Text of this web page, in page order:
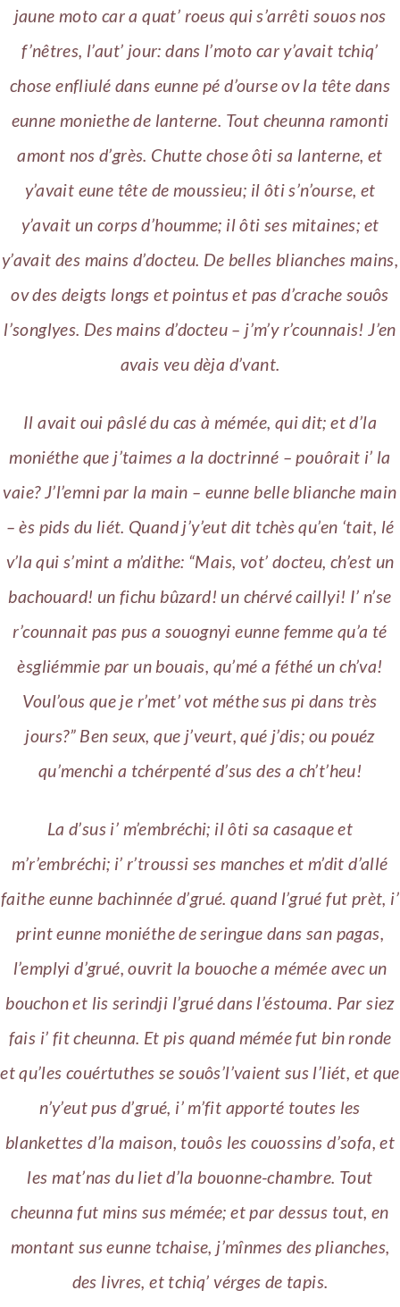
jaune moto car a quat’ roeus qui s’arrêti souos nos
f’nêtres, l’aut’ jour: dans l’moto car y’avait tchiq’
chose enfliulé dans eunne pé d’ourse ov la tête dans
eunne moniethe de lanterne. Tout cheunna ramonti
amont nos d’grès. Chutte chose ôti sa lanterne, et
y’avait eune tête de moussieu; il ôti s’n’ourse, et
y’avait un corps d’houmme; il ôti ses mitaines; et
y’avait des mains d’docteu. De belles blianches mains,
ov des deigts longs et pointus et pas d’crache souôs
l’songlyes. Des mains d’docteu – j’m’y r’counnais! J’en
avais veu dèja d’vant.
Il avait oui pâslé du cas à mémée, qui dit; et d’la
moniéthe que j’taimes a la doctrinné – pouôrait i’ la
vaie? J’l’emni par la main – eunne belle blianche main
– ès pids du liét. Quand j’y’eut dit tchès qu’en ‘tait, lé
v’la qui s’mint a m’dithe: “Mais, vot’ docteu, ch’est un
bachouard! un fichu bûzard! un chérvé caillyi! I’ n’se
r’counnait pas pus a souognyi eunne femme qu’a té
èsgliémmie par un bouais, qu’mé a féthé un ch’va!
Voul’ous que je r’met’ vot méthe sus pi dans très
jours?” Ben seux, que j’veurt, qué j’dis; ou pouéz
qu’menchi a tchérpenté d’sus des a ch’t’heu!
La d’sus i’ m’embréchi; il ôti sa casaque et
m’r’embréchi; i’ r’troussi ses manches et m’dit d’allé
faithe eunne bachinnée d’grué. quand l’grué fut prèt, i’
print eunne moniéthe de seringue dans san pagas,
l’emplyi d’grué, ouvrit la bouoche a mémée avec un
bouchon et lis serindji l’grué dans l’éstouma. Par siez
fais i’ fit cheunna. Et pis quand mémée fut bin ronde
et qu’les couértuthes se souôs’l’vaient sus l’liét, et que
n’y’eut pus d’grué, i’ m’fit apporté toutes les
blankettes d’la maison, touôs les couossins d’sofa, et
les mat’nas du liet d’la bouonne-chambre. Tout
cheunna fut mins sus mémée; et par dessus tout, en
montant sus eunne tchaise, j’mînmes des plianches,
des livres, et tchiq’ vérges de tapis.